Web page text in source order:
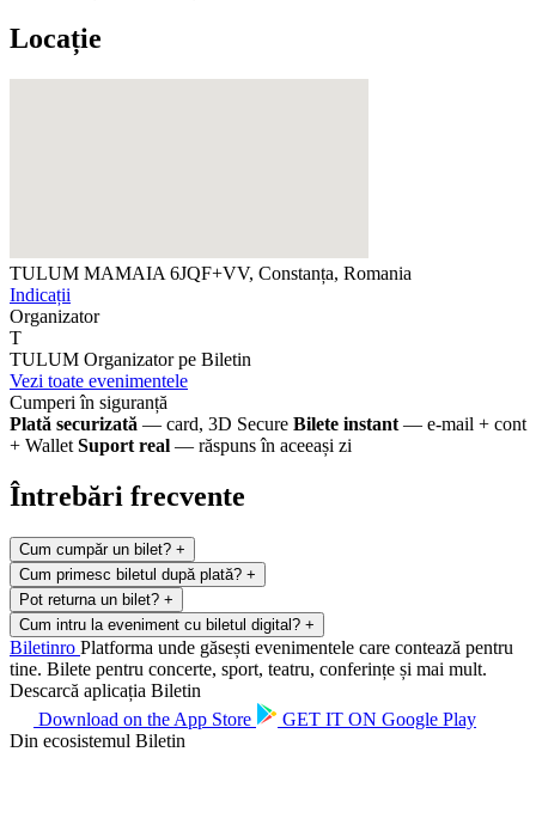
Locație
TULUM MAMAIA 6JQF+VV, Constanța, Romania
Indicații
Organizator
T
TULUM Organizator pe Biletin
Vezi toate evenimentele
Cumperi în siguranță
Plată securizată — card, 3D Secure Bilete instant — e-mail + cont
+ Wallet Suport real — răspuns în aceeași zi
Întrebări frecvente
Cum cumpăr un bilet? +
Cum primesc biletul după plată? +
Pot returna un bilet? +
Cum intru la eveniment cu biletul digital? +
Biletinro Platforma unde găsești evenimentele care contează pentru
tine. Bilete pentru concerte, sport, teatru, conferințe și mai mult.
Descarcă aplicația Biletin
Download on the App Store GET IT ON Google Play
Din ecosistemul Biletin